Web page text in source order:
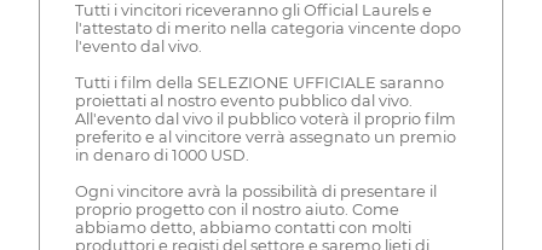
Tutti i vincitori riceveranno gli Official Laurels e
l'attestato di merito nella categoria vincente dopo
l'evento dal vivo.
Tutti i film della SELEZIONE UFFICIALE saranno
proiettati al nostro evento pubblico dal vivo.
All'evento dal vivo il pubblico voterà il proprio film
preferito e al vincitore verrà assegnato un premio
in denaro di 1000 USD.
Ogni vincitore avrà la possibilità di presentare il
proprio progetto con il nostro aiuto. Come
abbiamo detto, abbiamo contatti con molti
produttori e registi del settore e saremo lieti di